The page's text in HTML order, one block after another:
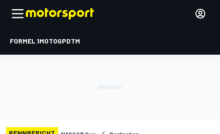
FORMEL 1MOTOGPDTM